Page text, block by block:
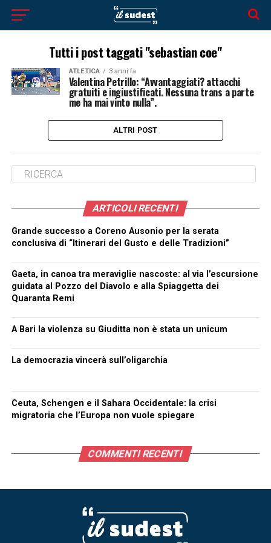
Tutti i post taggati "sebastian coe"
ATLETICA 3 anni fa
Valentina Petrillo: “Avvantaggiati? attacchi
gratuiti e ingiustificati. Nessuna trans a parte
me ha mai vinto nulla”.
ALTRI POST
ARTICOLI RECENTI
Grande successo a Coreno Ausonio per la serata
conclusiva di “Itinerari del Gusto e delle Tradizioni”
Gaeta, in canoa tra meraviglie nascoste: al via l’escursione
guidata al Pozzo del Diavolo e alla Spiaggetta dei
Quaranta Remi
A Bari la violenza su Giuditta non è stata un unicum
La democrazia vincerà sull’oligarchia
Ceuta, Schengen e il Sahara Occidentale: la crisi
migratoria che l’Europa non vuole spiegare
COMMENTI RECENTI